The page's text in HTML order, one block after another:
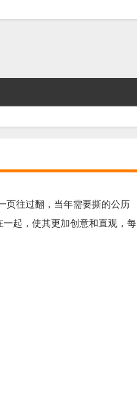
页往过翻，当年需要撕的公历
起，使其更加创意和直观，每